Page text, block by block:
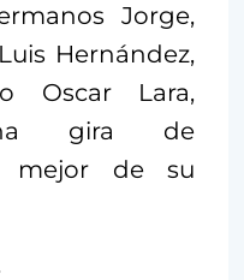
Jorge,
Hernández,
Oscar Lara,
gira de
mejor de su